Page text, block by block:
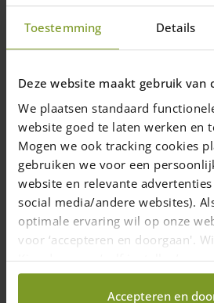
Toestemming Details
Deze website maakt gebruik van
We plaatsen standaard
website goed te laten werken en
Mogen we ook tracking cookies
gebruiken we voor een
website en relevante
social media/andere websites).
optimale ervaring wil op onze
voor ‘accepteren en doorgaan'.
Kies dan voor ‘zelf instellen’ en
wij wel mogen verzamelen.
Accepteren en
Livraison dans un délai de 10
jours ouvrables
This
has
multiple
variants.
The
options
may
be
chosen
on
the
product
Loquet à bascule
fermer